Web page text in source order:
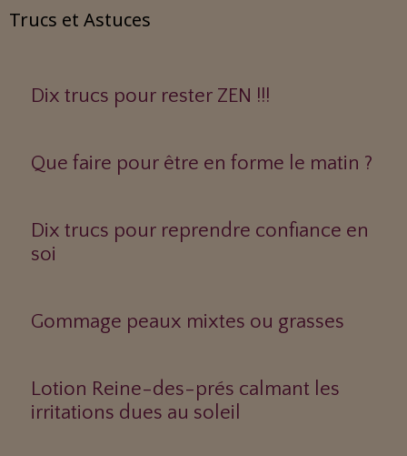
Trucs et Astuces
Dix trucs pour rester ZEN !!!
Que faire pour être en forme le matin ?
Dix trucs pour reprendre confiance en
soi
Gommage peaux mixtes ou grasses
Lotion Reine-des-prés calmant les
irritations dues au soleil